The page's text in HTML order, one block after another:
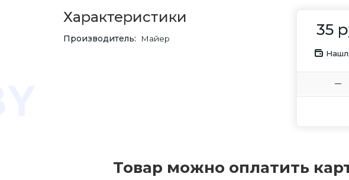
Характеристики
Производитель Майер 35
Товар можно оплатить